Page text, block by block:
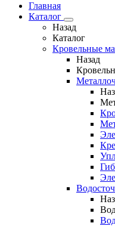
Главная
Каталог
Назад
Каталог
Кровельные
Назад